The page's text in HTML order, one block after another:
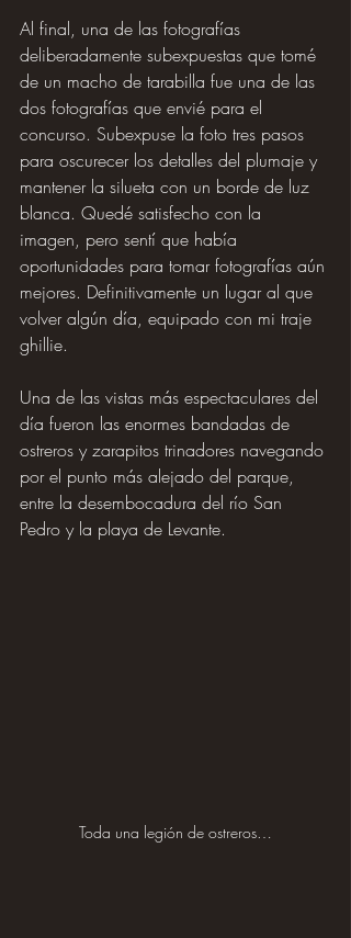
Al final, una de las fotografías
deliberadamente subexpuestas que tomé
de un macho de tarabilla fue una de las
dos fotografías que envié para el
concurso. Subexpuse la foto tres pasos
para oscurecer los detalles del plumaje y
mantener la silueta con un borde de luz
blanca. Quedé satisfecho con la
imagen, pero sentí que había
oportunidades para tomar fotografías aún
mejores. Definitivamente un lugar al que
volver algún día, equipado con mi traje
ghillie.
Una de las vistas más espectaculares del
día fueron las enormes bandadas de
ostreros y zarapitos trinadores navegando
por el punto más alejado del parque,
entre la desembocadura del río San
Pedro y la playa de Levante.
Toda una legión de ostreros…